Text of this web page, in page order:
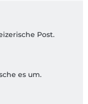
Post.
es um.